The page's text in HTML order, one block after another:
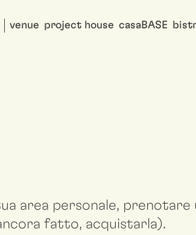
venue project house casaBASE
area personale, prenotare
fatto, acquistarla).